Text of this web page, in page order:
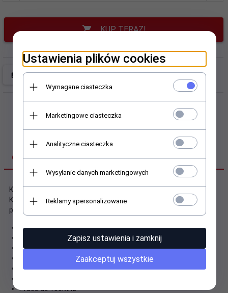
KUP TERAZ!
OPIS PRODUKTU
Kabel sieciowy Patch cord marki TB z zalewanymi osłonkami.
Kabel typu 8P8C, wykonany z wysokiej jakości materiałów -
przewód wykonany z miedzi.
Patchcord UTP - nieekranowany
AWG 26 (8*7*0.16mm)
Żyła: 7*0.16mm
Nadruk licznika długości co każdy metr kabla
Izolacja: PVC: OD=5.0+/-0.2mm
Praca do 100Mhz
Ustawienia plików cookies
Wymagane ciasteczka
Marketingowe ciasteczka
Analityczne ciasteczka
Wysyłanie danych marketingowych
Reklamy spersonalizowane
Zapisz ustawienia i zamknij
Zaakceptuj wszystkie